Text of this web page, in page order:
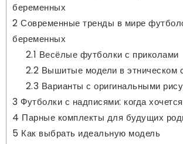
беременных
2 Современные тренды в мире
беременных
2.1 Весёлые футболки с приколами
2.2 Вышитые модели в этническом
2.3 Варианты с оригинальными
3 Футболки с надписями: когда
4 Парные комплекты для будущих
5 Как выбрать идеальную модель